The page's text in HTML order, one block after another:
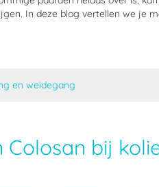
In deze blog vertellen we je
en weidegang
bij